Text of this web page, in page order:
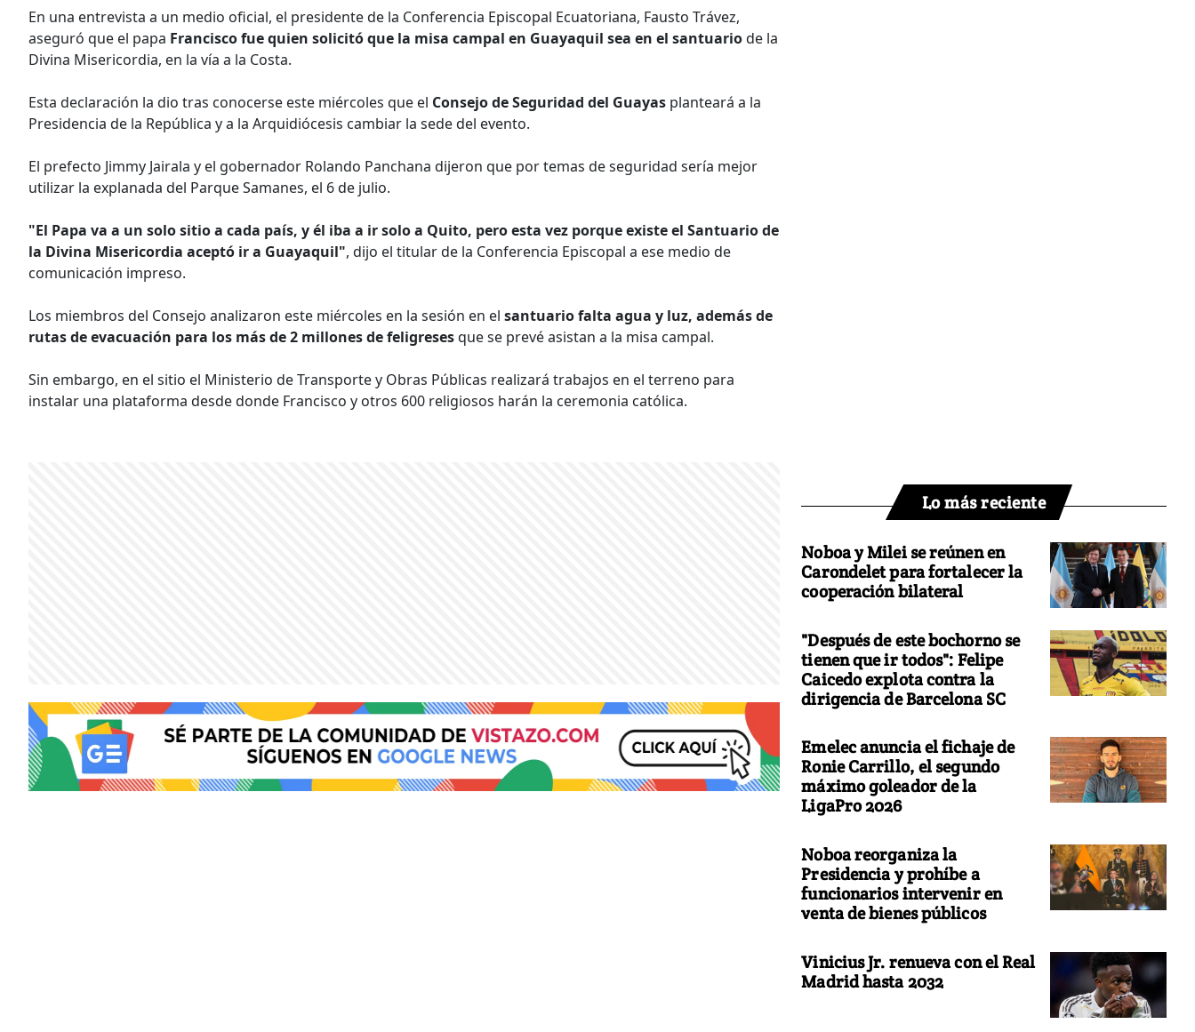
En una entrevista a un medio oficial, el presidente de la Conferencia Episcopal Ecuatoriana, Fausto Trávez,
aseguró que el papa Francisco fue quien solicitó que la misa campal en Guayaquil sea en el santuariode la
Divina Misericordia, en la vía a la Costa.
Esta declaración la dio tras conocerse este miércoles que el Consejo de Seguridad del Guayas planteará a la
Presidencia de la República y a la Arquidiócesis cambiar la sede del evento.
El prefecto Jimmy Jairala y el gobernador Rolando Panchana dijeron que por temas de seguridad sería mejor
utilizar la explanada del Parque Samanes, el 6 de julio.
"El Papa va a un solo sitio a cada país, y él iba a ir solo a Quito, pero esta vez porque existe el Santuario de
la Divina Misericordia aceptó ir a Guayaquil", dijo el titular de la Conferencia Episcopal a ese medio de
comunicación impreso.
Los miembros del Consejo analizaron este miércoles en la sesión en el santuario falta agua y luz, además de
rutas de evacuación para los más de 2 millones de feligresesque se prevé asistan a la misa campal.
Sin embargo, en el sitio el Ministerio de Transporte y Obras Públicas realizará trabajos en el terreno para
instalar una plataforma desde donde Francisco y otros 600 religiosos harán la ceremonia católica.
Lo más reciente
Noboa y Milei se reúnen en
Carondelet para fortalecer la
cooperación bilateral
"Después de este bochorno se
tienen que ir todos": Felipe
Caicedo explota contra la
dirigencia de Barcelona SC
Emelec anuncia el fichaje de
Ronie Carrillo, el segundo
máximo goleador de la
LigaPro 2026
Noboa reorganiza la
Presidencia y prohíbe a
funcionarios intervenir en
venta de bienes públicos
Vinicius Jr. renueva con el Real
Madrid hasta 2032